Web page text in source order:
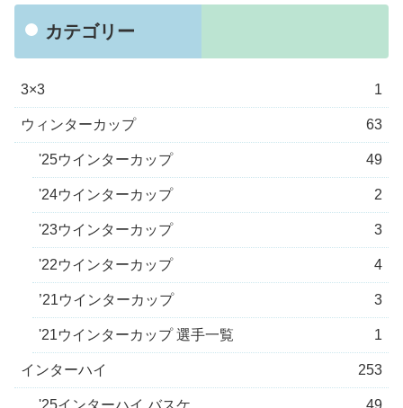
カテゴリー
3×3 1
ウィンターカップ 63
'25ウインターカップ 49
'24ウインターカップ 2
'23ウインターカップ 3
'22ウインターカップ 4
’21ウインターカップ 3
'21ウインターカップ 選手一覧 1
インターハイ 253
'25インターハイ バスケ 49